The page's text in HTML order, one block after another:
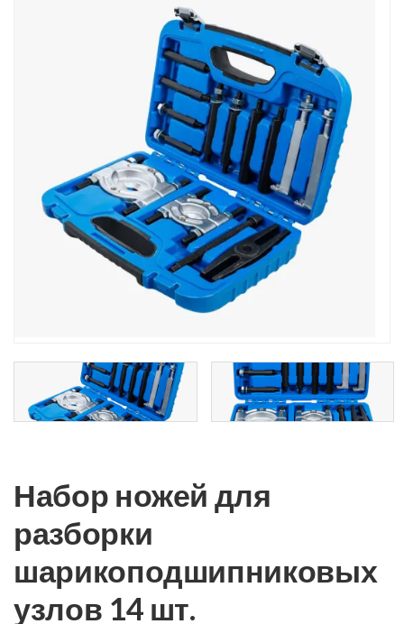
Набор ножей для
разборки
шарикоподшипниковых
узлов 14 шт.